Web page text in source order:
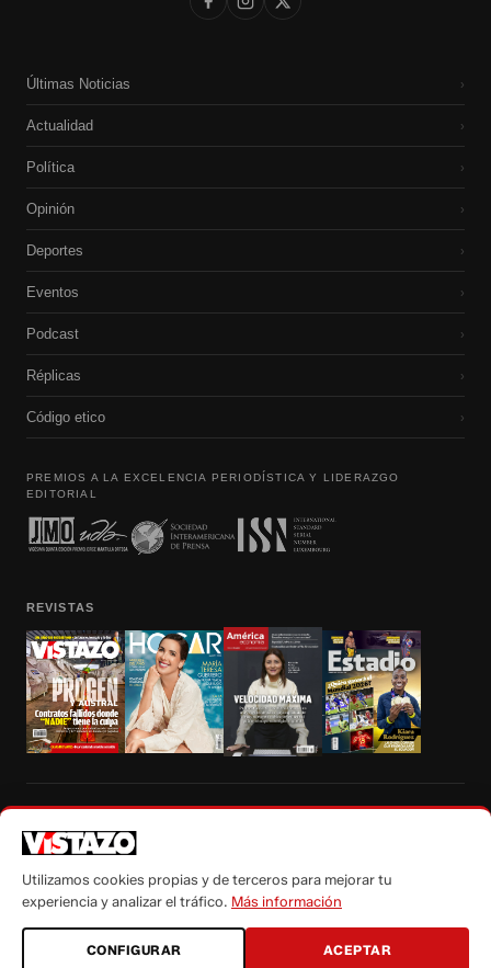
Últimas Noticias ›
Actualidad ›
Política ›
Opinión ›
Deportes ›
Eventos ›
Podcast ›
Réplicas ›
Código etico ›
PREMIOS A LA EXCELENCIA PERIODÍSTICA Y LIDERAZGO
EDITORIAL
REVISTAS
autorización escrita de su titular, de todos los contenidos de Vistazo.com.
Utilizamos cookies propias y de terceros para mejorar tu
experiencia y analizar el tráfico. Más información
CONFIGURAR ACEPTAR